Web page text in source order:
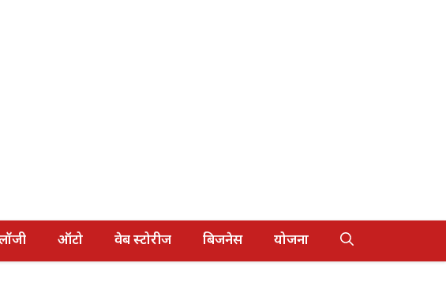
ऑटो वेब स्टोरीज बिजनेस योजना